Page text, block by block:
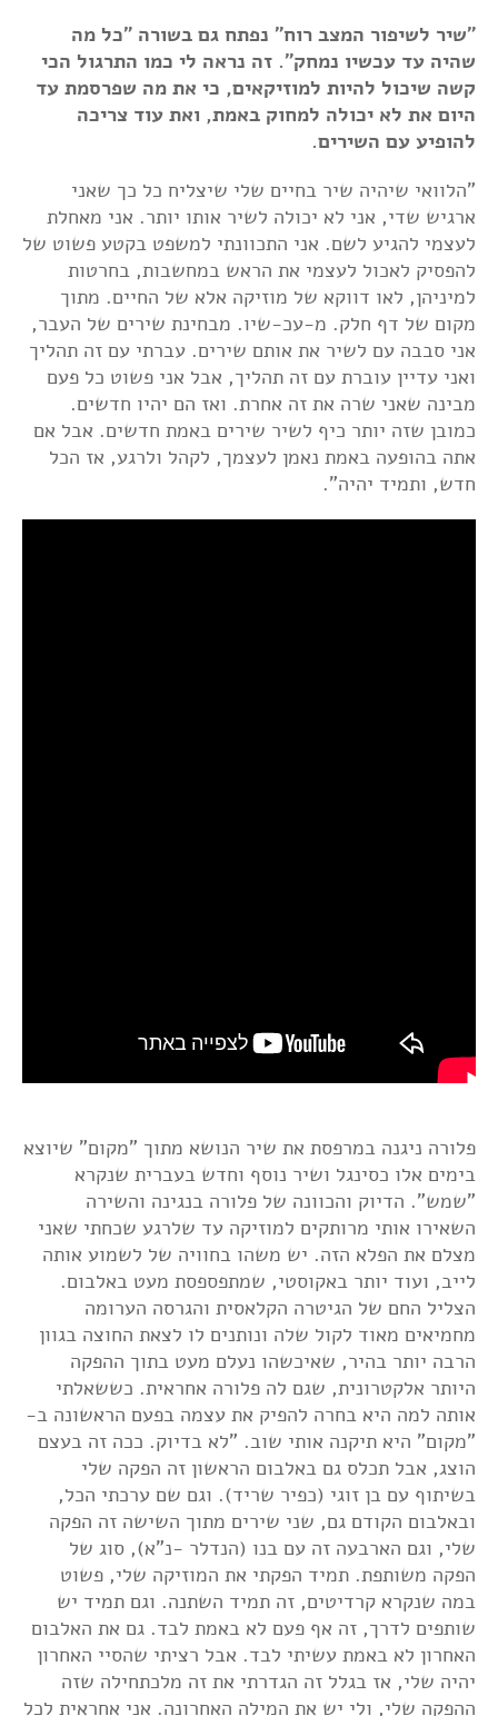
"שיר לשיפור המצב רוח" נפתח גם בשורה "כל מה
שהיה עד עכשיו נמחק". זה נראה לי כמו התרגול הכי
קשה שיכול להיות למוזיקאים, כי את מה שפרסמת עד
היום את לא יכולה למחוק באמת, ואת עוד צריכה
להופיע עם השירים.
"הלוואי שיהיה שיר בחיים שלי שיצליח כל כך שאני
ארגיש שדי, אני לא יכולה לשיר אותו יותר. אני מאחלת
לעצמי להגיע לשם. אני התכוונתי למשפט בקטע פשוט של
להפסיק לאכול לעצמי את הראש במחשבות, בחרטות
למיניהן, לאו דווקא של מוזיקה אלא של החיים. מתוך
מקום של דף חלק. מ-עכ-שיו. מבחינת שירים של העבר,
אני סבבה עם לשיר את אותם שירים. עברתי עם זה תהליך
ואני עדיין עוברת עם זה תהליך, אבל אני פשוט כל פעם
מבינה שאני שרה את זה אחרת. ואז הם יהיו חדשים.
כמובן שזה יותר כיף לשיר שירים באמת חדשים. אבל אם
אתה בהופעה באמת נאמן לעצמך, לקהל ולרגע, אז הכל
חדש, ותמיד יהיה".
פלורה ניגנה במרפסת את שיר הנושא מתוך "מקום" שיוצא
בימים אלו כסינגל ושיר נוסף וחדש בעברית שנקרא
"שמש". הדיוק והכוונה של פלורה בנגינה והשירה
השאירו אותי מרותקים למוזיקה עד שלרגע שכחתי שאני
מצלם את הפלא הזה. יש משהו בחוויה של לשמוע אותה
לייב, ועוד יותר באקוסטי, שמתפספסת מעט באלבום.
הצליל החם של הגיטרה הקלאסית והגרסה הערומה
מחמיאים מאוד לקול שלה ונותנים לו לצאת החוצה בגוון
הרבה יותר בהיר, שאיכשהו נעלם מעט בתוך ההפקה
היותר אלקטרונית, שגם לה פלורה אחראית. כששאלתי
אותה למה היא בחרה להפיק את עצמה בפעם הראשונה ב-
"מקום" היא תיקנה אותי שוב. "לא בדיוק. ככה זה בעצם
הוצג, אבל תכלס גם באלבום הראשון זה הפקה שלי
בשיתוף עם בן זוגי (כפיר שריד). וגם שם ערכתי הכל,
ובאלבום הקודם גם, שני שירים מתוך השישה זה הפקה
שלי, וגם הארבעה זה עם בנו (הנדלר -נ"א), סוג של
הפקה משותפת. תמיד הפקתי את המוזיקה שלי, פשוט
במה שנקרא קרדיטים, זה תמיד השתנה. וגם תמיד יש
שותפים לדרך, זה אף פעם לא באמת לבד. גם את האלבום
האחרון לא באמת עשיתי לבד. אבל רציתי שהסיי האחרון
יהיה שלי, אז בגלל זה הגדרתי את זה מלכתחילה שזה
ההפקה שלי, ולי יש את המילה האחרונה. אני אחראית לכל